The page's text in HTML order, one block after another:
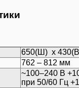
650(Ш) х
762 – 812 мм
~100–240 В
при 50/60 Гц